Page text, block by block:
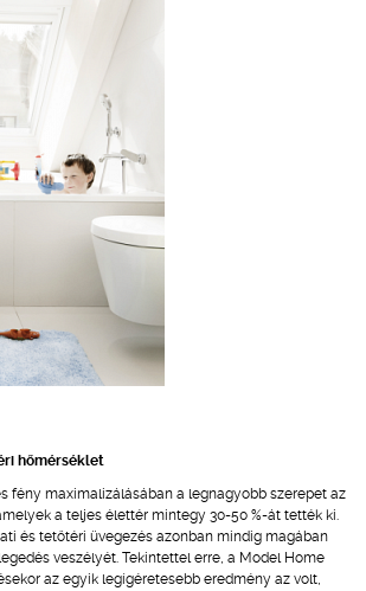
hőmérséklet
fény maximalizálásában a legnagyobb szerepet az
a teljes élettér mintegy 30-50 %-át tették ki.
és tetőtéri üvegezés azonban mindig magában
veszélyét. Tekintettel erre, a Model Home
az egyik legígéretesebb eredmény az volt,